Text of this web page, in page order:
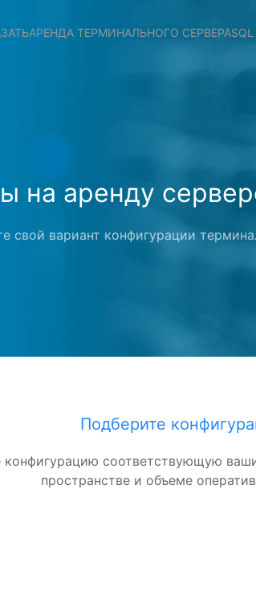
АРЕНДА ТЕРМИНАЛЬНОГО СЕРВЕРА
на аренду
свой вариант конфигурации
Подберите
конфигурацию соответствующую
пространстве и объеме